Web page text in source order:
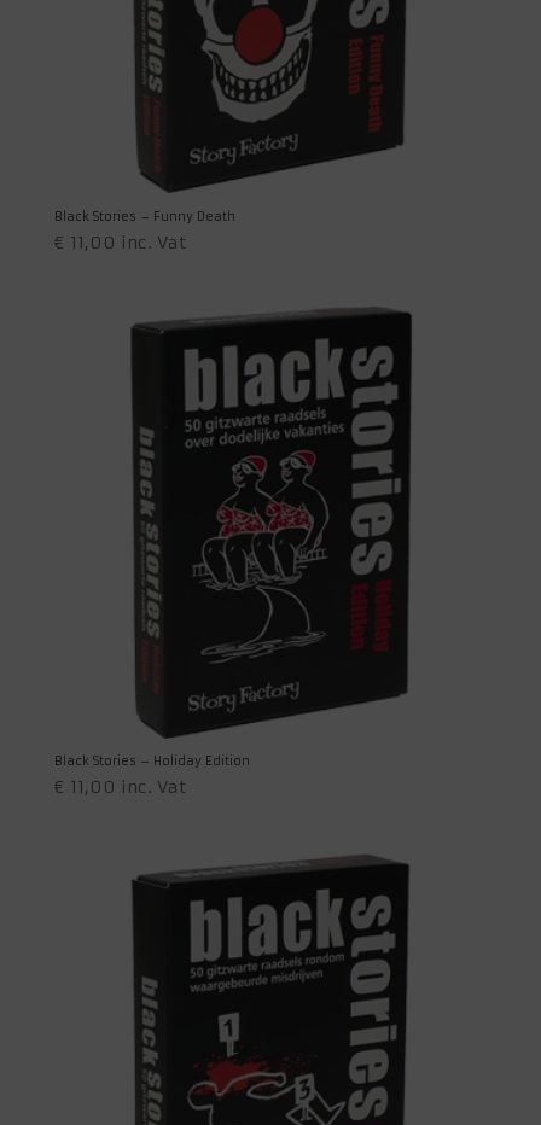
Black Stories – Funny Death
€ 11,00 inc. Vat
Black Stories – Holiday Edition
€ 11,00 inc. Vat